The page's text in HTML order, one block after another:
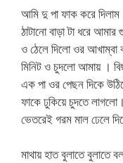
আমি দু পা ফাক করে
ঠাটানো বাড়া টা ধরে
ও ঠেলে দিলো ওর
মিনিট ও চুদলো আমায় ।
এক পা ওর পেছন দিকে
ফাকে ঢুকিয়ে চুদতে
ভেতরেই গরম মাল ঢেলে
মাথায় হাত বুলাতে বুলাতে